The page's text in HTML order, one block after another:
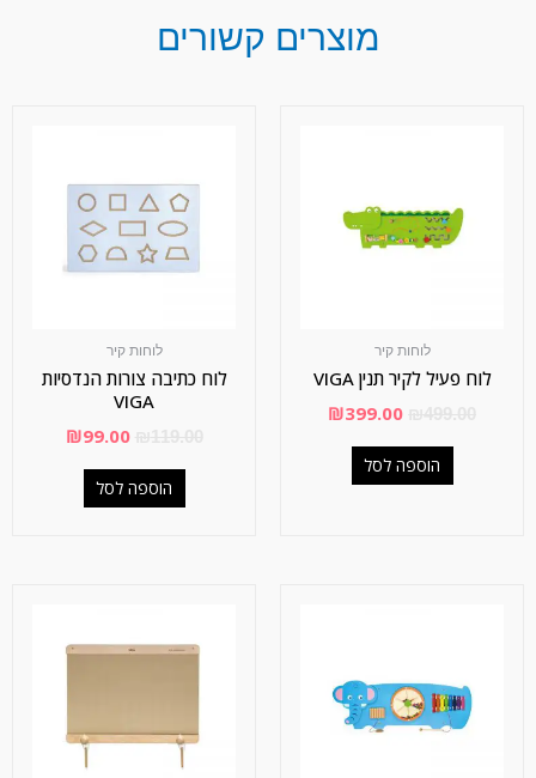
מוצרים קשורים
לוחות קיר
לוח פעיל לקיר תנין VIGA
₪399.00
הוספה לסל
לוחות קיר
לוח כתיבה צורות הנדסיות
VIGA
₪99.00
הוספה לסל